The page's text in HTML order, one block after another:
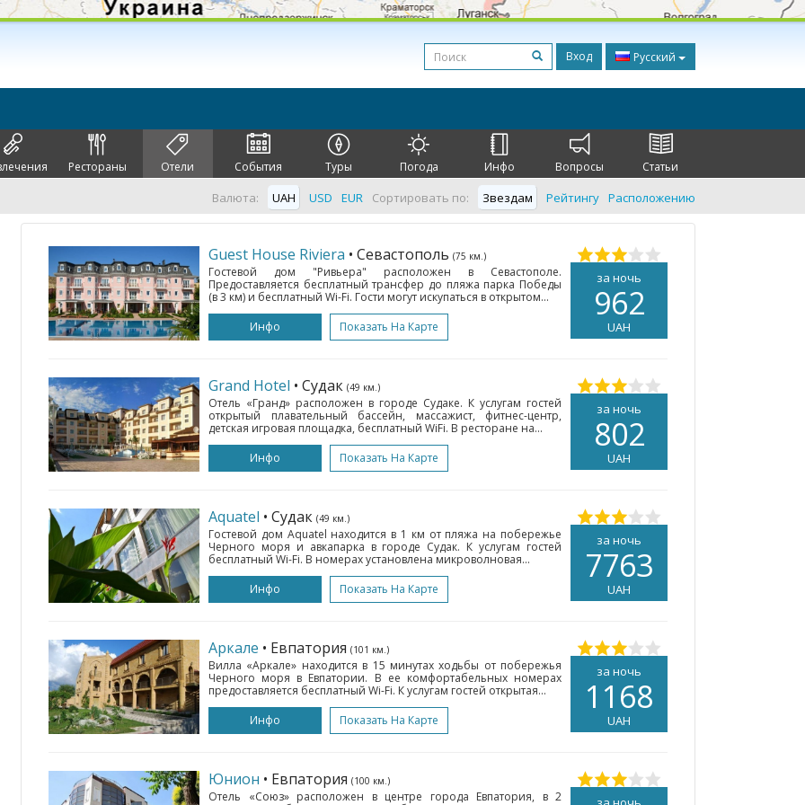
Вход Русский
Рестораны Отели События Туры Погода Инфо Вопросы Статьи
Сортировать по: Звездам Рейтингу Расположению
Валюта: UAH USD EUR
за ночь
962
UAH
Guest House Riviera • Севастополь (75 км.)
Гостевой дом "Ривьера" расположен в Севастополе.
Предоставляется бесплатный трансфер до пляжа парка Победы
(в 3 км) и бесплатный Wi-Fi. Гости могут искупаться в открытом...
Инфо
Показать На Карте
за ночь
802
UAH
Grand Hotel • Судак (49 км.)
Отель «Гранд» расположен в городе Судаке. К услугам гостей
открытый плавательный бассейн, массажист, фитнес-центр,
детская игровая площадка, бесплатный WiFi. В ресторане на...
Инфо
Показать На Карте
за ночь
7763
UAH
Aquatel • Судак (49 км.)
Гостевой дом Aquatel находится в 1 км от пляжа на побережье
Черного моря и авкапарка в городе Судак. К услугам гостей
бесплатный Wi-Fi. В номерах установлена микроволновая...
Инфо
Показать На Карте
за ночь
1168
UAH
Аркале • Евпатория (101 км.)
Вилла «Аркале» находится в 15 минутах ходьбы от побережья
Черного моря в Евпатории. В ее комфортабельных номерах
предоставляется бесплатный Wi-Fi. К услугам гостей открытая...
Инфо
Показать На Карте
Юнион • Евпатория (100 км.)
Отель «Союз» расположен в центре города Евпатория, в 2